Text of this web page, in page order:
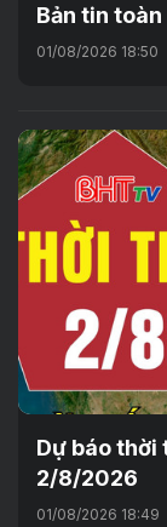
Bản tin
01/08/2026 18:50
Dự báo thời
2/8/2026
01/08/2026 18:49